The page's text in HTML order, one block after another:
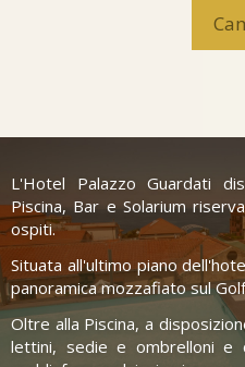
L'Hotel Palazzo Guardati
Piscina, Bar e Solarium
ospiti.
Situata all'ultimo piano
panoramica mozzafiato sul
Oltre alla Piscina, a
lettini, sedie e ombrelloni e